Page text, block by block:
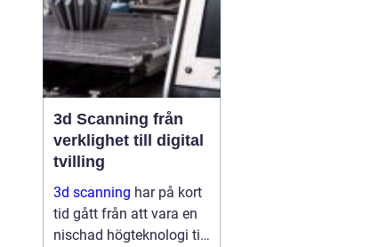
3d Scanning från
verklighet till digital
tvilling
3d scanning har på kort
tid gått från att vara en
nischad högteknologi till